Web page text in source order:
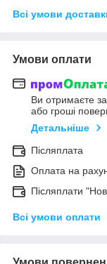
Всі умови
Умови оплати
Ви отримаєте
або гроші
Детальніше
Післяплата
Оплата на
Післяплати
Всі умови оплати